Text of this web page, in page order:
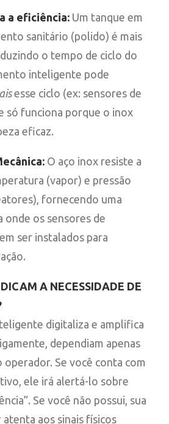
a eficiência: Um tanque em
sanitário (polido) é mais
o tempo de ciclo do
inteligente pode
esse ciclo (ex: sensores de
só funciona porque o inox
eficaz.
O aço inox resiste a
(vapor) e pressão
fornecendo uma
onde os sensores de
ser instalados para
A NECESSIDADE DE
digitaliza e amplifica
dependiam apenas
operador. Se você conta com
ele irá alertá-lo sobre
Se você não possui, sua
aos sinais físicos